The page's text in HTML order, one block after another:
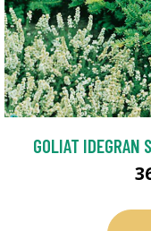
GOLIAT IDEGRAN